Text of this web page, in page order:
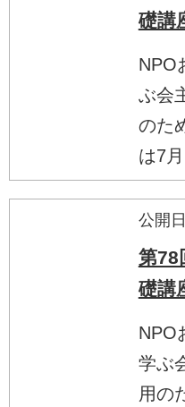
礎講
NPO
ぶ会
のた
は7
公開
第78
礎講
NPO
学ぶ
用の